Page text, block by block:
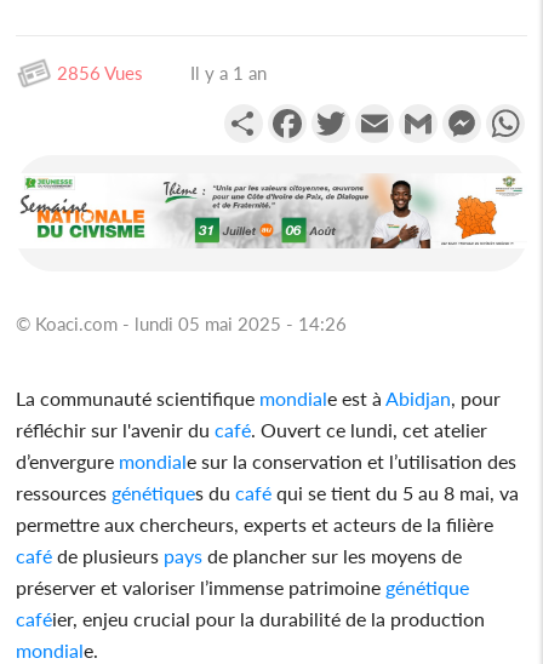
2856 Vues Il y a 1 an
PartagerFacebookTwitterEmail Gmail
© Koaci.com - lundi 05 mai 2025 - 14:26
La communauté scientifique mondiale est à Abidjan, pour
réfléchir sur l'avenir du café. Ouvert ce lundi, cet atelier
d’envergure mondiale sur la conservation et l’utilisation des
ressources génétiques du café qui se tient du 5 au 8 mai, va
permettre aux chercheurs, experts et acteurs de la filière
café de plusieurs pays de plancher sur les moyens de
préserver et valoriser l’immense patrimoine génétique
caféier, enjeu crucial pour la durabilité de la production
mondiale.